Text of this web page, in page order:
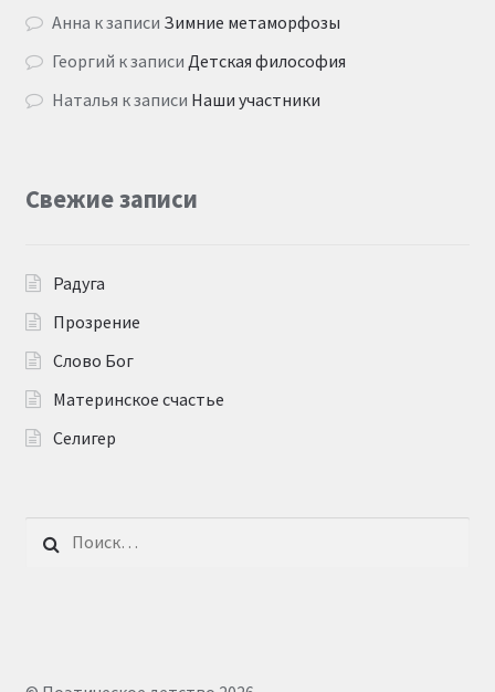
Анна к записи Зимние метаморфозы
Георгий к записи Детская философия
Наталья к записи Наши участники
Свежие записи
Радуга
Прозрение
Слово Бог
Материнское счастье
Селигер
Найти: